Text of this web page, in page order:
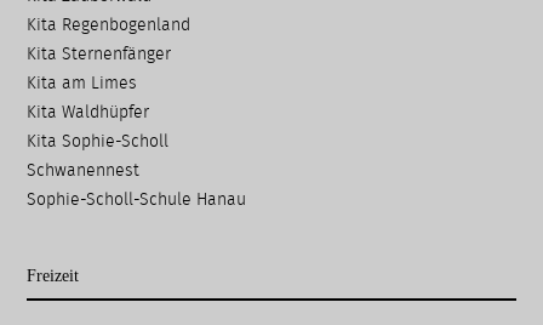
Kita Regenbogenland
Kita Sternenfänger
Kita am Limes
Kita Waldhüpfer
Kita Sophie-Scholl
Schwanennest
Sophie-Scholl-Schule Hanau
Freizeit